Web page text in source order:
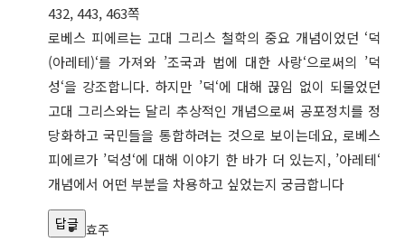
432, 443, 463쪽
로베스 피에르는 고대 그리스 철학의 중요 개념이었던 ‘덕
(아레테)‘를 가져와 ’조국과 법에 대한 사랑‘으로써의 ’덕
성‘을 강조합니다. 하지만 ’덕‘에 대해 끊임 없이 되물었던
고대 그리스와는 달리 추상적인 개념으로써 공포정치를 정
당화하고 국민들을 통합하려는 것으로 보이는데요, 로베스
피에르가 ’덕성‘에 대해 이야기 한 바가 더 있는지, ’아레테‘
개념에서 어떤 부분을 차용하고 싶었는지 궁금합니다
답글 효주